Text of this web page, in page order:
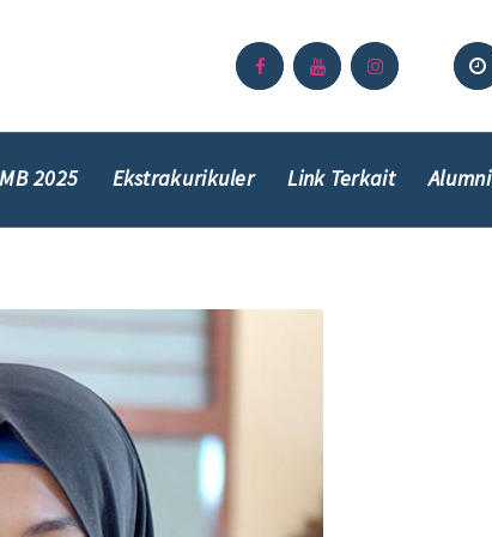
2025 Ekstrakurikuler Link Terkait Alumni